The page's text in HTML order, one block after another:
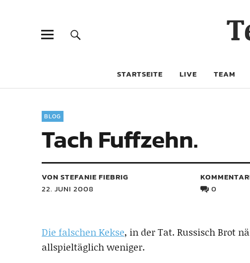
STARTSEITE LIVE TEAM
BLOG
Tach Fuffzehn.
VON STEFANIE FIEBRIG
22. JUNI 2008
0
Die falschen Kekse, in der Tat. Russisch Brot
allspieltäglich weniger.